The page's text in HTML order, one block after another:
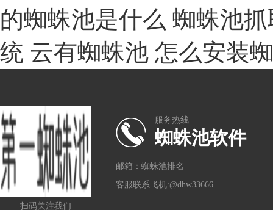
的蜘蛛池是什么 蜘蛛池抓
统 云有蜘蛛池 怎么安装
扫码关注我们
服务热线
蜘蛛池软件
邮箱：蜘蛛池排名
客服联系飞机:@dhw33666